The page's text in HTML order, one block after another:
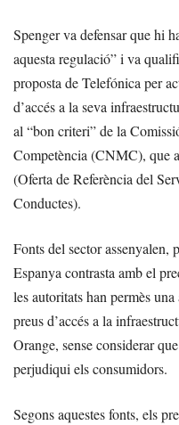
Spenger va defensar que hi
aquesta regulació” i va
proposta de Telefónica per
d’accés a la seva
al “bon criteri” de la
Competència (CNMC), que
(Oferta de Referència del
Conductes).
Fonts del sector assenyalen,
Espanya contrasta amb el
les autoritats han permès
preus d’accés a la
Orange, sense considerar
perjudiqui els consumidors.
Segons aquestes fonts, els